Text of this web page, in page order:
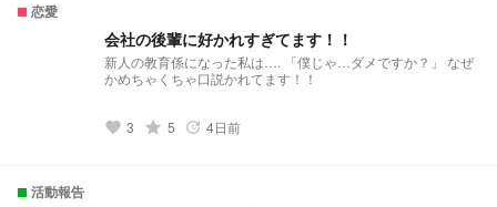
恋愛
会社の後輩に好かれすぎてます！！
新人の教育係になった私は…. 「僕じゃ…ダメですか？」 なぜ
かめちゃくちゃ口説かれてます！！
favorite 3 grade 5 update 4日前
活動報告